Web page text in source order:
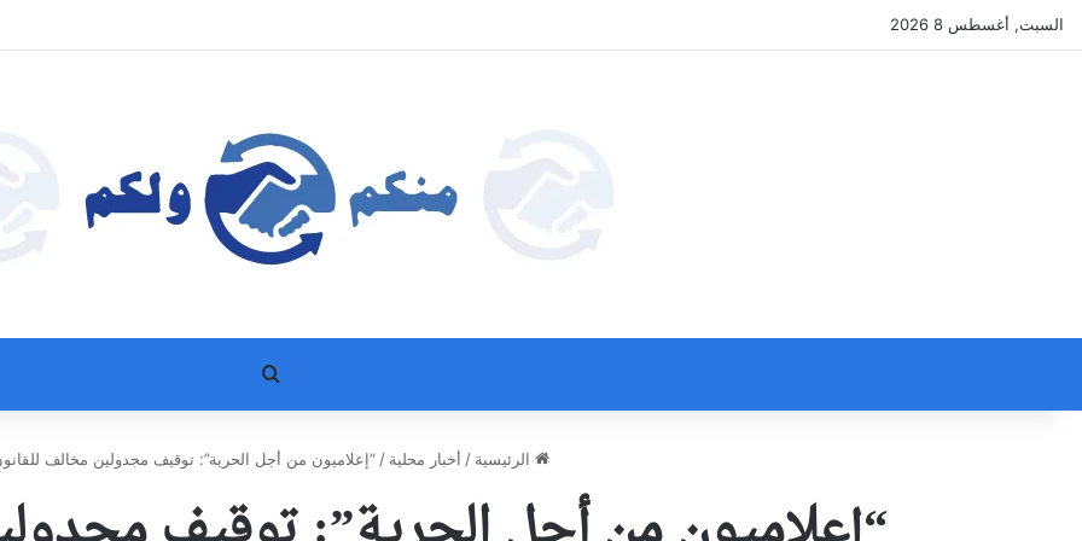
السبت, أغسطس 8 2026
بحث عن
الرئيسية / أخبار محلية / “إعلاميون من أجل الحرية”: توقيف مجدولين مخالف